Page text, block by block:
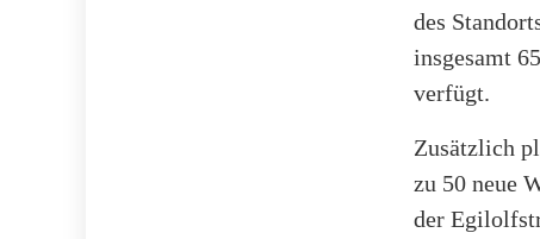
des
insgesamt
verfügt.
Zusätzlich
zu 50 neue
der